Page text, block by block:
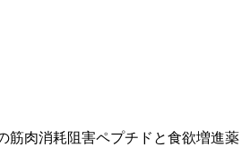
筋肉消耗阻害ペプチドと食欲増進薬